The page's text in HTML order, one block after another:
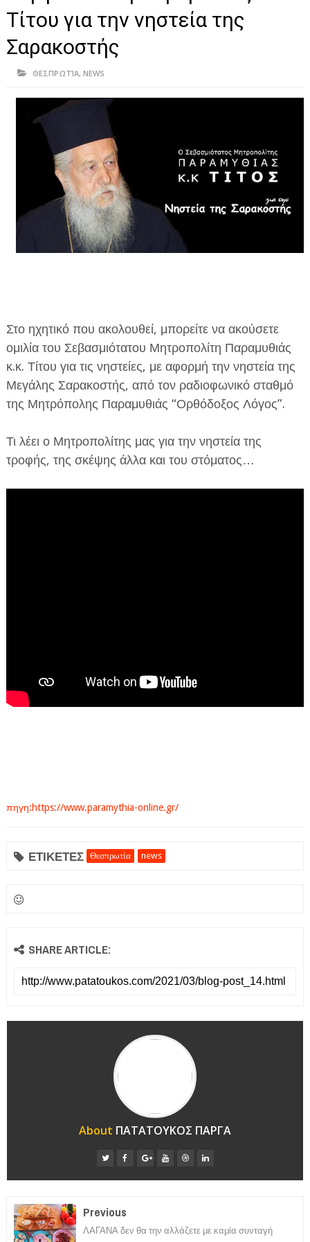
ΗΠΕΙΡΟΣ
ΠΡΕΒΕΖΑ
ΘΕΣΠΡΩΤΙΑ
ΙΟΝΙΑ ΝΗΣΙΑ
ΚΑΙ ΕΛΛΑΔΑ
ΥΓΕΙΑ-ΟΜΟΡΦΙΑ
ΠΟΛΙΤΙΣΜΟΣ
ΠΛΗΡΟΦΟΡΙΕΣ
Τίτου για την νηστεία της
Σαρακοστής
ΘΕΣΠΡΩΤΊΑ, NEWS
Στο ηχητικό που ακολουθεί, μπορείτε να ακούσετε
ομιλία του Σεβασμιότατου Μητροπολίτη Παραμυθιάς
κ.κ. Τίτου για τις νηστείες, με αφορμή την νηστεία της
Μεγάλης Σαρακοστής, από τον ραδιοφωνικό σταθμό
της Μητρόπολης Παραμυθιάς “Ορθόδοξος Λόγος”.
Τι λέει ο Μητροπολίτης μας για την νηστεία της
τροφής, της σκέψης άλλα και του στόματος…
πηγη:https://www.paramythia-online.gr/
ΕΤΙΚΕΤΕΣ Θεσπρωτία news
SHARE ARTICLE:
About ΠΑΤΑΤΟΥΚΟΣ ΠΑΡΓΑ
Previous
ΛΑΓΑΝΑ δεν θα την αλλάζετε με καμία συνταγή